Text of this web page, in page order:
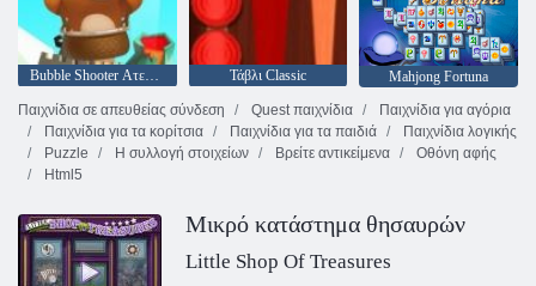
Τάβλι Classic
Mahjong Fortuna
Παιχνίδια σε απευθείας σύνδεση
Quest παιχνίδια
Παιχνίδια για αγόρια
Παιχνίδια για τα κορίτσια
Παιχνίδια για τα παιδιά
Παιχνίδια λογικής
Puzzle
Η συλλογή στοιχείων Βρείτε αντικείμενα
Οθόνη αφής
Html5
Μικρό κατάστημα θησαυρών
Little Shop Of Treasures